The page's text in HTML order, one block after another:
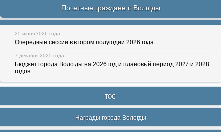
Почетные граждане г. Вологды
25 июня 2026 года
Очередные сессии в втором полугодии 2026 года.
7 декабря 2025 года
Бюджет города Вологды на 2026 год и плановый период 2027 и 2028
годов.
ТОС
Награды города Вологды